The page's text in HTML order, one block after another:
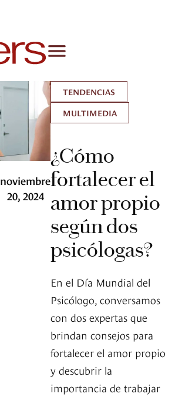
noviembre
20, 2024
TENDENCIAS
MULTIMEDIA
¿Cómo
fortalecer el
amor propio
según dos
psicólogas?
En el Día Mundial del
Psicólogo, conversamos
con dos expertas que
brindan consejos para
fortalecer el amor propio
y descubrir la
importancia de trabajar